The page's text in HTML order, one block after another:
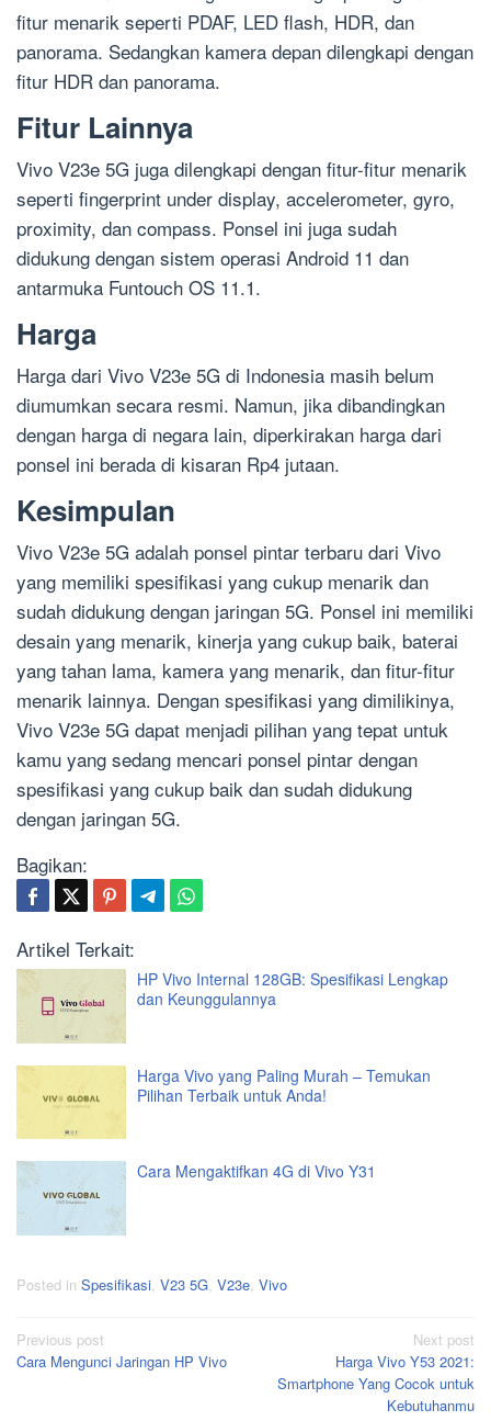
fitur menarik seperti PDAF, LED flash, HDR, dan
panorama. Sedangkan kamera depan dilengkapi dengan
fitur HDR dan panorama.
Fitur Lainnya
Vivo V23e 5G juga dilengkapi dengan fitur-fitur menarik
seperti fingerprint under display, accelerometer, gyro,
proximity, dan compass. Ponsel ini juga sudah
didukung dengan sistem operasi Android 11 dan
antarmuka Funtouch OS 11.1.
Harga
Harga dari Vivo V23e 5G di Indonesia masih belum
diumumkan secara resmi. Namun, jika dibandingkan
dengan harga di negara lain, diperkirakan harga dari
ponsel ini berada di kisaran Rp4 jutaan.
Kesimpulan
Vivo V23e 5G adalah ponsel pintar terbaru dari Vivo
yang memiliki spesifikasi yang cukup menarik dan
sudah didukung dengan jaringan 5G. Ponsel ini memiliki
desain yang menarik, kinerja yang cukup baik, baterai
yang tahan lama, kamera yang menarik, dan fitur-fitur
menarik lainnya. Dengan spesifikasi yang dimilikinya,
Vivo V23e 5G dapat menjadi pilihan yang tepat untuk
kamu yang sedang mencari ponsel pintar dengan
spesifikasi yang cukup baik dan sudah didukung
dengan jaringan 5G.
Bagikan:
Artikel Terkait:
HP Vivo Internal 128GB: Spesifikasi Lengkap
dan Keunggulannya
Harga Vivo yang Paling Murah – Temukan
Pilihan Terbaik untuk Anda!
Cara Mengaktifkan 4G di Vivo Y31
Posted in Spesifikasi V23 5G V23e Vivo
Post
navigation
Previous post
Cara Mengunci Jaringan HP Vivo
Next post
Harga Vivo Y53 2021:
Smartphone Yang Cocok untuk
Kebutuhanmu